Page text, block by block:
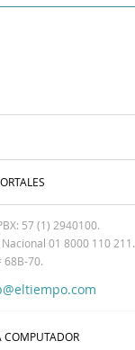
57 (1) 2940100.
01 8000 110 211.
68B-70.
COMPUTADOR